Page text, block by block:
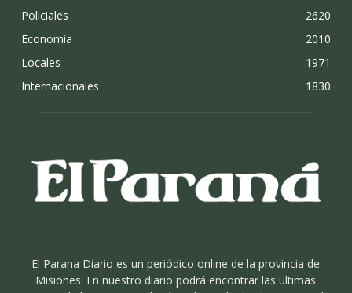
Policiales
2620
Economia
2010
Locales
1971
Internacionales
1830
El Parana Diario es un periódico online de la provincia de
Misiones. En nuestro diario podrá encontrar las ultimas